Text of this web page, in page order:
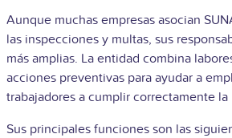
Aunque muchas empresas asocian
las inspecciones y multas, sus
más amplias. La entidad combina
acciones preventivas para ayudar a
trabajadores a cumplir correctamente la
Sus principales funciones son las